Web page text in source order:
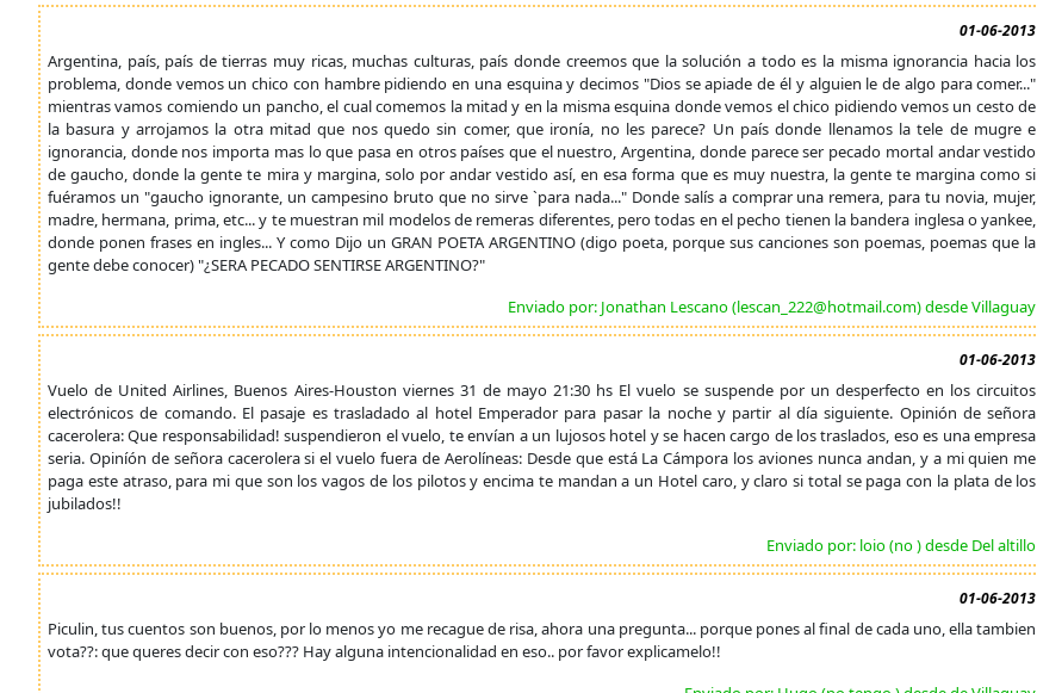
01-06-2013
Argentina, país, país de tierras muy ricas, muchas culturas, país donde creemos que la solución a todo es la misma ignorancia hacia los
problema, donde vemos un chico con hambre pidiendo en una esquina y decimos "Dios se apiade de él y alguien le de algo para comer..."
mientras vamos comiendo un pancho, el cual comemos la mitad y en la misma esquina donde vemos el chico pidiendo vemos un cesto de
la basura y arrojamos la otra mitad que nos quedo sin comer, que ironía, no les parece? Un país donde llenamos la tele de mugre e
ignorancia, donde nos importa mas lo que pasa en otros países que el nuestro, Argentina, donde parece ser pecado mortal andar vestido
de gaucho, donde la gente te mira y margina, solo por andar vestido así, en esa forma que es muy nuestra, la gente te margina como si
fuéramos un "gaucho ignorante, un campesino bruto que no sirve `para nada..." Donde salís a comprar una remera, para tu novia, mujer,
madre, hermana, prima, etc... y te muestran mil modelos de remeras diferentes, pero todas en el pecho tienen la bandera inglesa o yankee,
donde ponen frases en ingles... Y como Dijo un GRAN POETA ARGENTINO (digo poeta, porque sus canciones son poemas, poemas que la
gente debe conocer) "¿SERA PECADO SENTIRSE ARGENTINO?"
Enviado por: Jonathan Lescano (lescan_222@hotmail.com) desde Villaguay
01-06-2013
Vuelo de United Airlines, Buenos Aires-Houston viernes 31 de mayo 21:30 hs El vuelo se suspende por un desperfecto en los circuitos
electrónicos de comando. El pasaje es trasladado al hotel Emperador para pasar la noche y partir al día siguiente. Opinión de señora
cacerolera: Que responsabilidad! suspendieron el vuelo, te envían a un lujosos hotel y se hacen cargo de los traslados, eso es una empresa
seria. Opiníón de señora cacerolera si el vuelo fuera de Aerolíneas: Desde que está La Cámpora los aviones nunca andan, y a mi quien me
paga este atraso, para mi que son los vagos de los pilotos y encima te mandan a un Hotel caro, y claro si total se paga con la plata de los
jubilados!!
Enviado por: loio (no ) desde Del altillo
01-06-2013
Piculin, tus cuentos son buenos, por lo menos yo me recague de risa, ahora una pregunta... porque pones al final de cada uno, ella tambien
vota??: que queres decir con eso??? Hay alguna intencionalidad en eso.. por favor explicamelo!!